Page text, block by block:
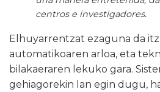
centros e investigadores.
Elhuyarrentzat ezaguna da
automatikoaren arloa, eta
bilakaeraren lekuko gara.
gehiagorekin lan egin dugu,